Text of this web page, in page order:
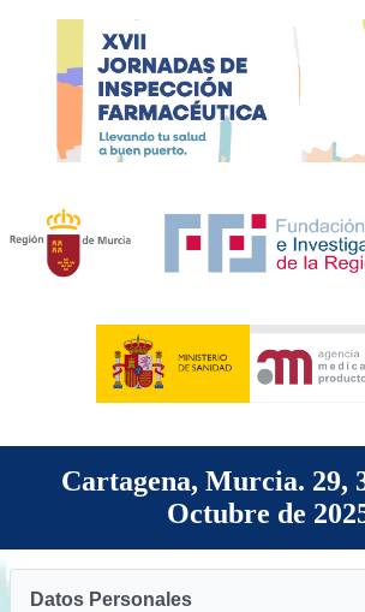
Cartagena, Murcia. 29,
Octubre de
Datos Personales